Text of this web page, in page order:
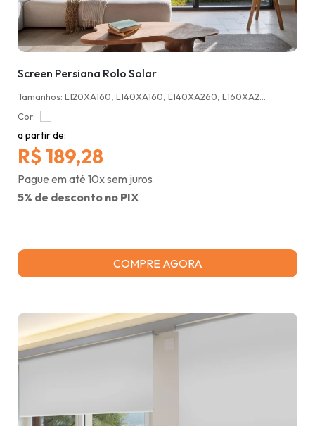
Screen Persiana Rolo Solar
Cor:
a partir de:
R$ 189,28
Pague em até 10x sem juros
5% de desconto no PIX
COMPRE AGORA